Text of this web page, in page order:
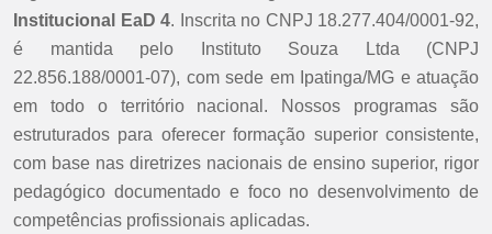
Institucional EaD 4. Inscrita no CNPJ 18.277.404/0001-92,
é mantida pelo Instituto Souza Ltda (CNPJ
22.856.188/0001-07), com sede em Ipatinga/MG e atuação
em todo o território nacional. Nossos programas são
estruturados para oferecer formação superior consistente,
com base nas diretrizes nacionais de ensino superior, rigor
pedagógico documentado e foco no desenvolvimento de
competências profissionais aplicadas.